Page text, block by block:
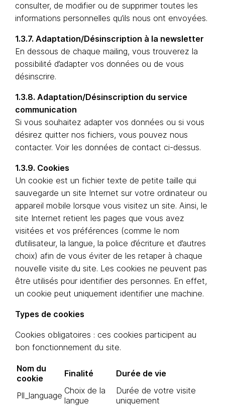
consulter, de modifier ou de supprimer toutes les
informations personnelles qu’ils nous ont envoyées.
1.3.7. Adaptation/Désinscription à la newsletter
En dessous de chaque mailing, vous trouverez la
possibilité d’adapter vos données ou de vous
désinscrire.
1.3.8. Adaptation/Désinscription du service
communication
Si vous souhaitez adapter vos données ou si vous
désirez quitter nos fichiers, vous pouvez nous
contacter. Voir les données de contact ci-dessus.
1.3.9. Cookies
Un cookie est un fichier texte de petite taille qui
sauvegarde un site Internet sur votre ordinateur ou
appareil mobile lorsque vous visitez un site. Ainsi, le
site Internet retient les pages que vous avez
visitées et vos préférences (comme le nom
d’utilisateur, la langue, la police d’écriture et d’autres
choix) afin de vous éviter de les retaper à chaque
nouvelle visite du site. Les cookies ne peuvent pas
être utilisés pour identifier des personnes. En effet,
un cookie peut uniquement identifier une machine.
Types de cookies
Cookies obligatoires : ces cookies participent au
bon fonctionnement du site.
Nom du
cookie
Finalité Durée de vie
Pll_language Choix de la
langue
Durée de votre visite
uniquement